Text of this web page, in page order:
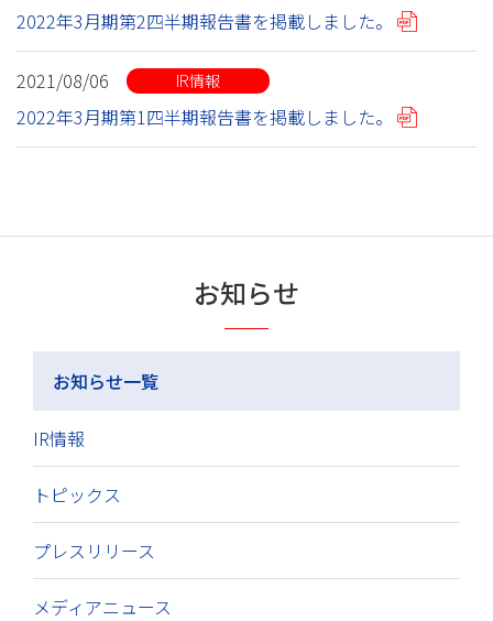
2022年3月期第2四半期報告書を掲載しました。
2021/08/06 IR情報
2022年3月期第1四半期報告書を掲載しました。
お知らせ
お知らせ一覧
IR情報
トピックス
プレスリリース
メディアニュース